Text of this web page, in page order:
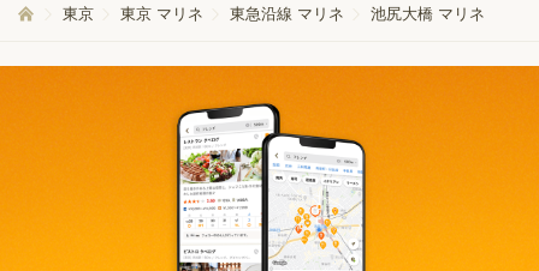
東京 東京 マリネ 東急沿線 マリネ 池尻大橋 マリネ